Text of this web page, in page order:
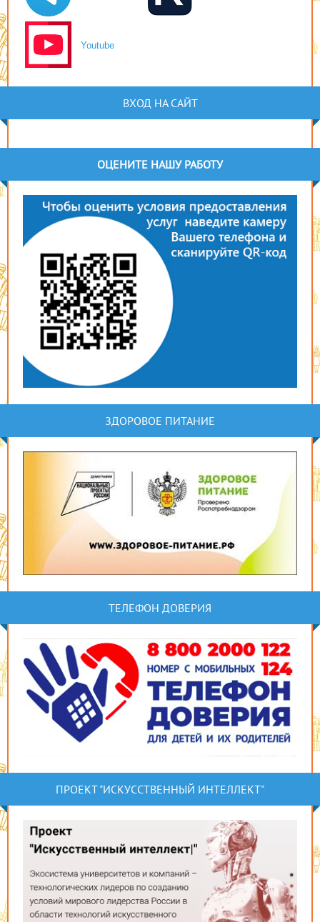
Youtube
ВХОД НА САЙТ
ОЦЕНИТЕ НАШУ РАБОТУ
ЗДОРОВОЕ ПИТАНИЕ
ТЕЛЕФОН ДОВЕРИЯ
ПРОЕКТ "ИСКУССТВЕННЫЙ ИНТЕЛЛЕКТ"